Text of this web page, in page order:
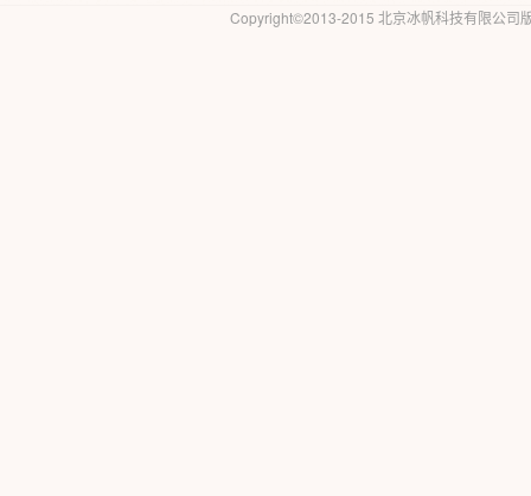
Copyright©2013-2015 北京冰帆科技有限公司